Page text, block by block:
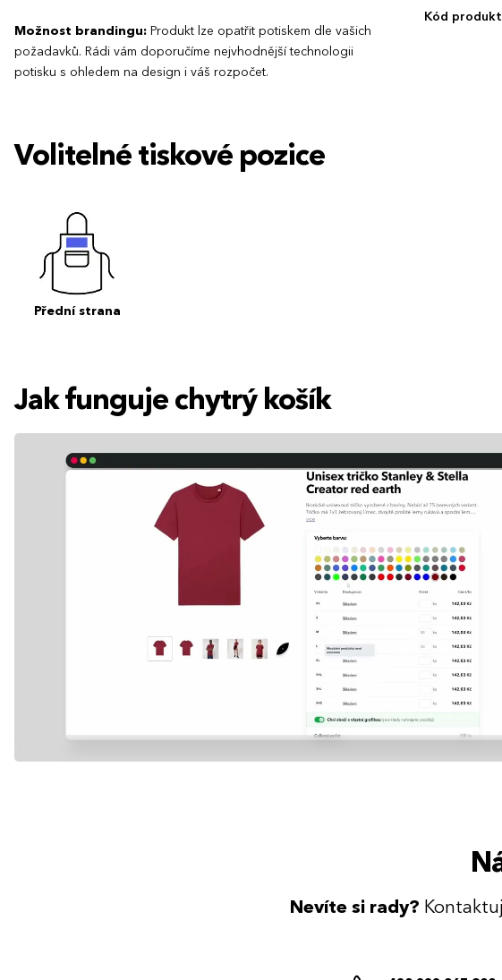
Možnost brandingu: Produkt lze opatřit potiskem dle vašich
požadavků. Rádi vám doporučíme nejvhodnější technologii
potisku s ohledem na design i váš rozpočet.
Kód
Volitelné tiskové pozice
Přední strana
Jak funguje chytrý košík
Nevíte si rady?